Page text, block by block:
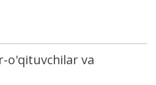
o'qituvchilar va